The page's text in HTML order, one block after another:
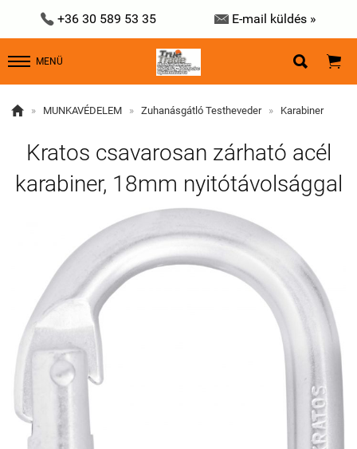
 +36 30 589 53 35  E-mail küldés »
MENÜ  
 » MUNKAVÉDELEM » Zuhanásgátló Testheveder » Karabiner
Kratos csavarosan zárható acél
karabiner, 18mm nyitótávolsággal